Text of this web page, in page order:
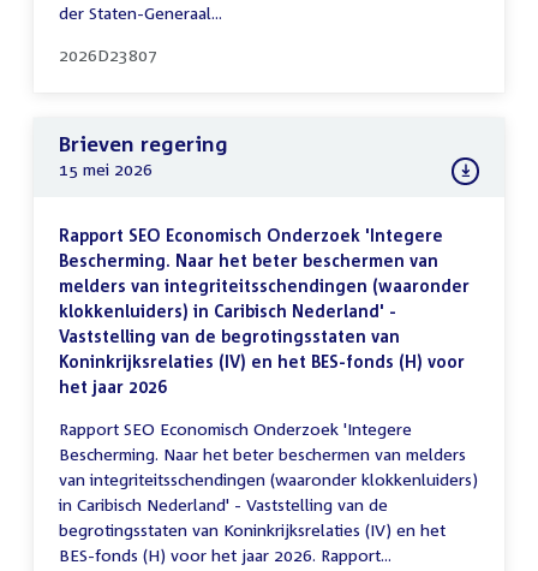
der Staten-Generaal...
2026D23807
Brieven regering
15 mei 2026
Rapport SEO Economisch Onderzoek 'Integere
Bescherming. Naar het beter beschermen van
melders van integriteitsschendingen (waaronder
klokkenluiders) in Caribisch Nederland' -
Vaststelling van de begrotingsstaten van
Koninkrijksrelaties (IV) en het BES-fonds (H) voor
het jaar 2026
Rapport SEO Economisch Onderzoek 'Integere
Bescherming. Naar het beter beschermen van melders
van integriteitsschendingen (waaronder klokkenluiders)
in Caribisch Nederland' - Vaststelling van de
begrotingsstaten van Koninkrijksrelaties (IV) en het
BES-fonds (H) voor het jaar 2026. Rapport...